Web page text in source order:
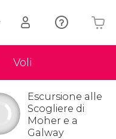
Voli
Il tuo carrello è vuoto
Escursione alle
Scogliere di
Moher e a
Galway